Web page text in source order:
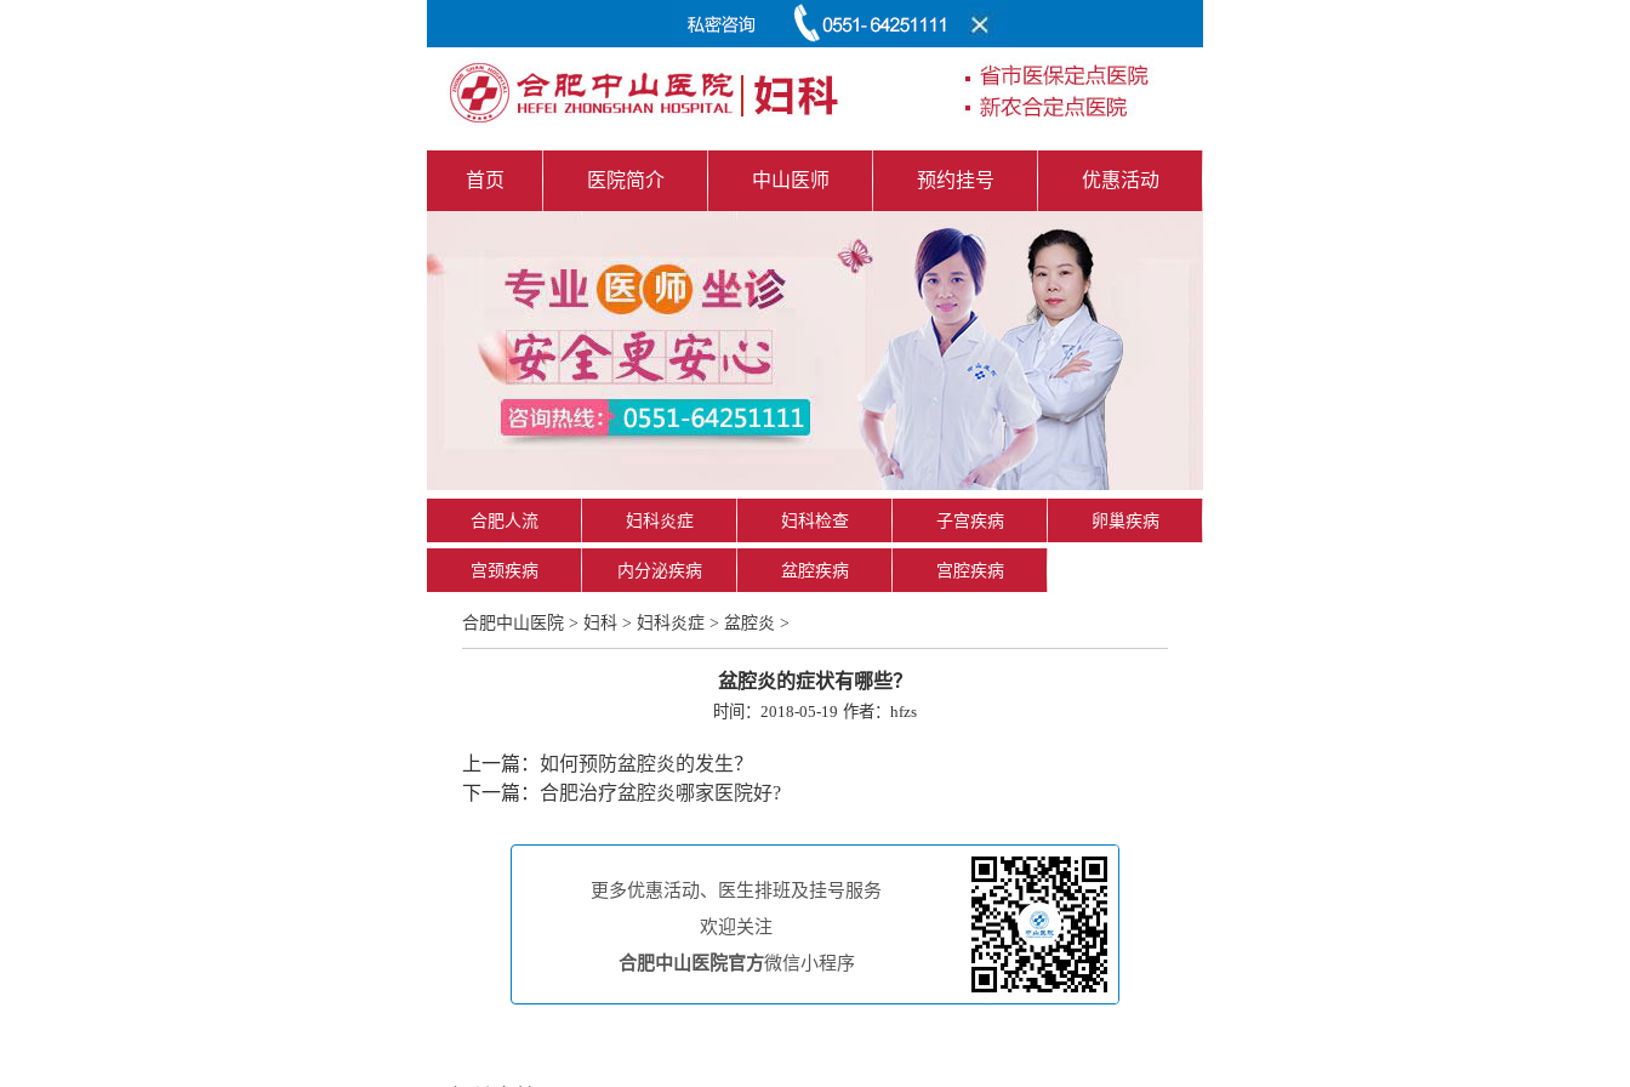
首页 医院简介 中山医师 预约挂号 优惠活动
合肥人流 妇科炎症 妇科检查 子宫疾病 卵巢疾病
宫颈疾病 内分泌疾病 盆腔疾病 宫腔疾病
合肥中山医院 >妇科 >妇科炎症 >盆腔炎 >
盆腔炎的症状有哪些？
时间：2018-05-19 作者：hfzs
上一篇：如何预防盆腔炎的发生？
下一篇：合肥治疗盆腔炎哪家医院好?
更多优惠活动、医生排班及挂号服务
欢迎关注
合肥中山医院官方微信小程序